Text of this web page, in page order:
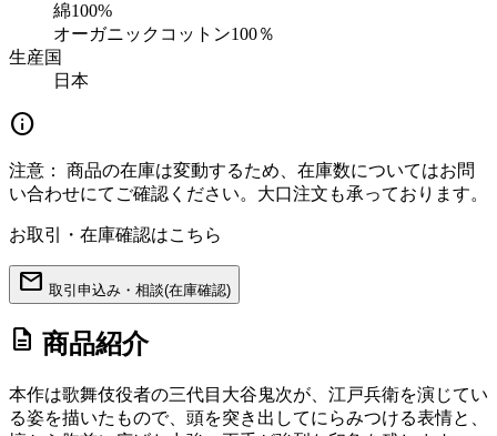
綿100%
オーガニックコットン100％
生産国
日本
info
注意：
商品の在庫は変動するため、在庫数についてはお問
い合わせにてご確認ください。大口注文も承っております。
お取引・在庫確認はこちら
mail 取引申込み・相談(在庫確認)
description 商品紹介
本作は歌舞伎役者の三代目大谷鬼次が、江戸兵衛を演じてい
る姿を描いたもので、頭を突き出してにらみつける表情と、